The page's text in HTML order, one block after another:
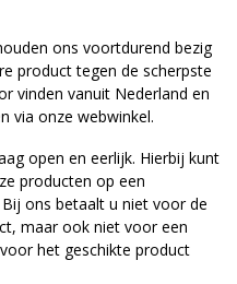
ons voortdurend bezig
product tegen de scherpste
vinden vanuit Nederland en
via onze webwinkel.
open en eerlijk. Hierbij kunt
producten op een
ons betaalt u niet voor de
maar ook niet voor een
het geschikte product